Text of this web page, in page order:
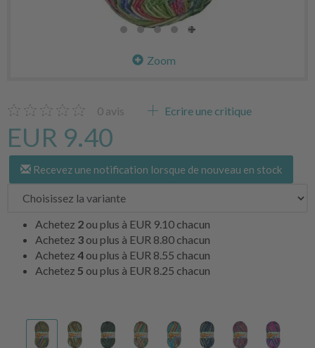
Zoom
0 avis Ecrire une critique
EUR 9.40
Recevez une notification lorsque de nouveau en stock
Achetez 2 ou plus à EUR 9.10 chacun
Achetez 3 ou plus à EUR 8.80 chacun
Achetez 4 ou plus à EUR 8.55 chacun
Achetez 5 ou plus à EUR 8.25 chacun